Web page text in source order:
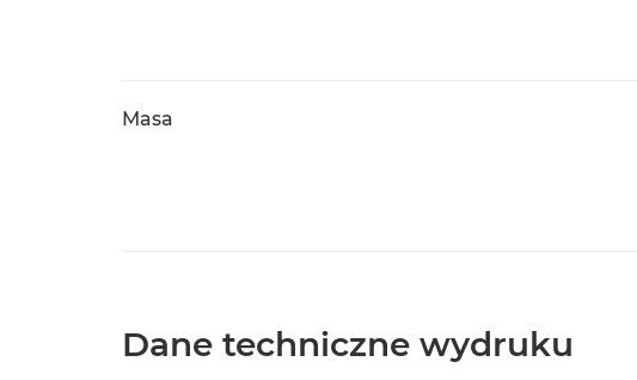
Masa
Dane techniczne wydruku